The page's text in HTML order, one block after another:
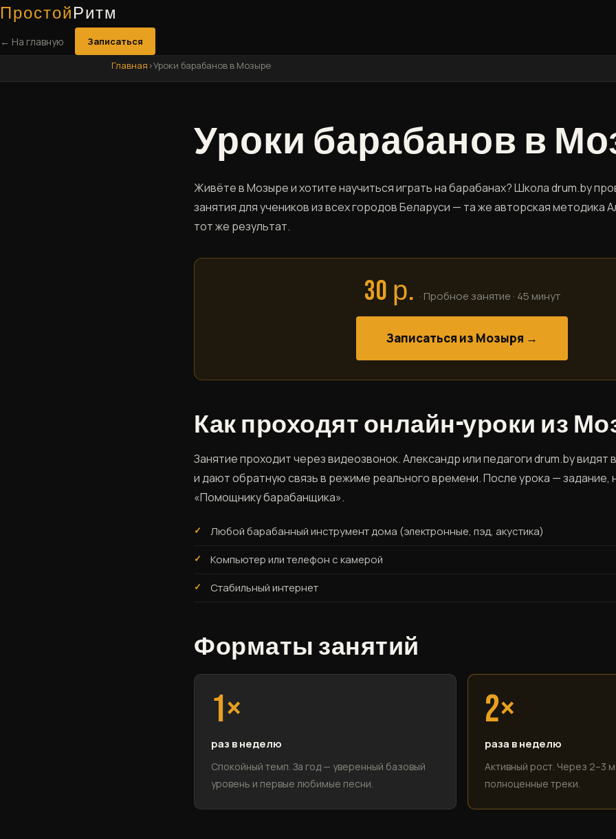
ПростойРитм
← На главную
Записаться
Главная›Уроки барабанов в Мозыре
Уроки барабанов в
Живёте в Мозыре и хотите научиться играть на барабанах? Школа drum.by
занятия для учеников из всех городов Беларуси — та же авторская методика
тот же результат.
30 р. · Пробное занятие · 45 минут
Записаться из Мозыря →
Как проходят онлайн-уроки из
Занятие проходит через видеозвонок. Александр или педагоги drum.by видят
и дают обратную связь в режиме реального времени. После урока — задание,
«Помощнику барабанщика».
Любой барабанный инструмент дома (электронные, пэд, акустика)
Компьютер или телефон с камерой
Стабильный интернет
Форматы занятий
1×
раз в неделю
Спокойный темп. За год — уверенный базовый
уровень и первые любимые песни.
2×
раза в неделю
Активный рост. Через 2–3
полноценные треки.